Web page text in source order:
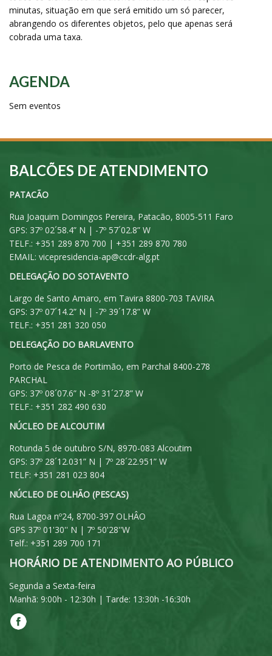
minutas, situação em que será emitido um só parecer,
abrangendo os diferentes objetos, pelo que apenas será
cobrada uma taxa.
AGENDA
Sem eventos
BALCÕES DE ATENDIMENTO
PATACÃO
Rua Joaquim Domingos Pereira, Patacão, 8005-511 Faro
GPS: 37º 02´58.4” N | -7º 57´02.8” W
TELF.: +351 289 870 700 | +351 289 870 780
EMAIL: vicepresidencia-ap@ccdr-alg.pt
DELEGAÇÃO DO SOTAVENTO
Largo de Santo Amaro, em Tavira 8800-703 TAVIRA
GPS: 37º 07´14.2” N | -7º 39´17.8” W
TELF.: +351 281 320 050
DELEGAÇÃO DO BARLAVENTO
Porto de Pesca de Portimão, em Parchal 8400-278
PARCHAL
GPS: 37º 08´07.6” N -8º 31´27.8” W
TELF.: +351 282 490 630
NÚCLEO DE ALCOUTIM
Rotunda 5 de outubro S/N, 8970-083 Alcoutim
GPS: 37º 28´12.031” N | 7º 28´22.951” W
TELF: +351 281 023 804
NÚCLEO DE OLHÃO (PESCAS)
Rua Lagoa nº24, 8700-397 OLHÂO
GPS 37º 01'30'' N | 7º 50'28''W
Telf.: +351 289 700 171
HORÁRIO DE ATENDIMENTO AO PÚBLICO
Segunda a Sexta-feira
Manhã: 9:00h - 12:30h | Tarde: 13:30h -16:30h